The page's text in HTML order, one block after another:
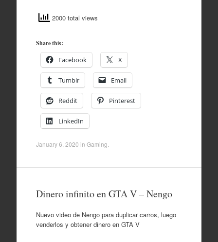
2000 total views
Share this:
Facebook X
Tumblr Email
Reddit Pinterest
LinkedIn
January 6, 2020 in Gaming
Dinero infinito en GTA V – Nengo
Nuevo video de Nengo para duplicar carros, luego
venderlos y obtener dinero en GTA V